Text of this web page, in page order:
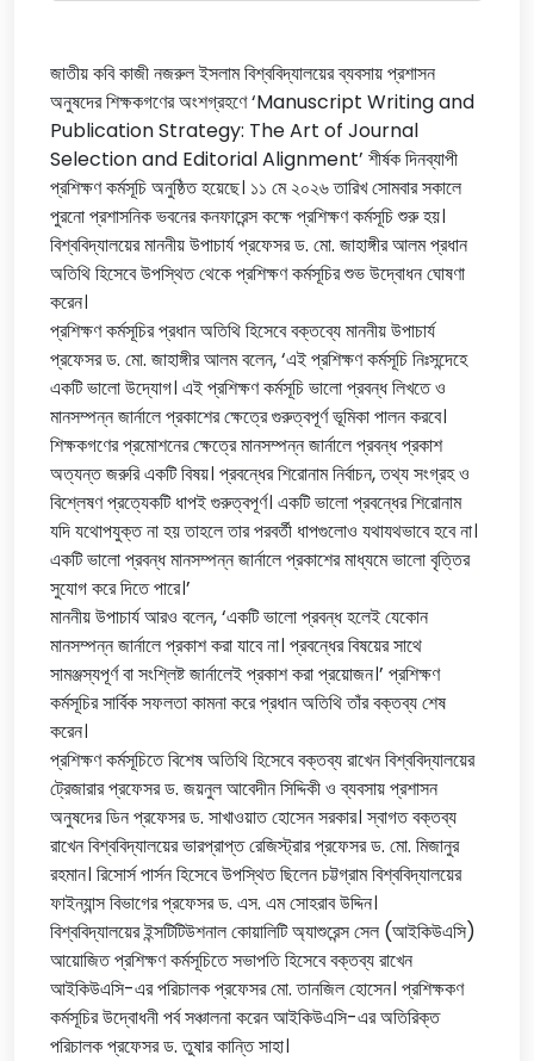
জাতীয় কবি কাজী নজরুল ইসলাম বিশ্ববিদ্যালয়ের ব্যবসায় প্রশাসন
অনুষদের শিক্ষকগণের অংশগ্রহণে ‘Manuscript Writing and
Publication Strategy: The Art of Journal
Selection and Editorial Alignment’ শীর্ষক দিনব্যাপী
প্রশিক্ষণ কর্মসূচি অনুষ্ঠিত হয়েছে। ১১ মে ২০২৬ তারিখ সোমবার সকালে
পুরনো প্রশাসনিক ভবনের কনফারেন্স কক্ষে প্রশিক্ষণ কর্মসূচি শুরু হয়।
বিশ্ববিদ্যালয়ের মাননীয় উপাচার্য প্রফেসর ড. মো. জাহাঙ্গীর আলম প্রধান
অতিথি হিসেবে উপস্থিত থেকে প্রশিক্ষণ কর্মসূচির শুভ উদ্বোধন ঘোষণা
করেন।
প্রশিক্ষণ কর্মসূচির প্রধান অতিথি হিসেবে বক্তব্যে মাননীয় উপাচার্য
প্রফেসর ড. মো. জাহাঙ্গীর আলম বলেন, ‘এই প্রশিক্ষণ কর্মসূচি নিঃসন্দেহে
একটি ভালো উদ্যোগ। এই প্রশিক্ষণ কর্মসূচি ভালো প্রবন্ধ লিখতে ও
মানসম্পন্ন জার্নালে প্রকাশের ক্ষেত্রে গুরুত্বপূর্ণ ভূমিকা পালন করবে।
শিক্ষকগণের প্রমোশনের ক্ষেত্রে মানসম্পন্ন জার্নালে প্রবন্ধ প্রকাশ
অত্যন্ত জরুরি একটি বিষয়। প্রবন্ধের শিরোনাম নির্বাচন, তথ্য সংগ্রহ ও
বিশ্লেষণ প্রত্যেকটি ধাপই গুরুত্বপূর্ণ। একটি ভালো প্রবন্ধের শিরোনাম
যদি যথোপযুক্ত না হয় তাহলে তার পরবর্তী ধাপগুলোও যথাযথভাবে হবে না।
একটি ভালো প্রবন্ধ মানসম্পন্ন জার্নালে প্রকাশের মাধ্যমে ভালো বৃত্তির
সুযোগ করে দিতে পারে।’
মাননীয় উপাচার্য আরও বলেন, ‘একটি ভালো প্রবন্ধ হলেই যেকোন
মানসম্পন্ন জার্নালে প্রকাশ করা যাবে না। প্রবন্ধের বিষয়ের সাথে
সামঞ্জস্যপূর্ণ বা সংশ্লিষ্ট জার্নালেই প্রকাশ করা প্রয়োজন।’ প্রশিক্ষণ
কর্মসূচির সার্বিক সফলতা কামনা করে প্রধান অতিথি তাঁর বক্তব্য শেষ
করেন।
প্রশিক্ষণ কর্মসূচিতে বিশেষ অতিথি হিসেবে বক্তব্য রাখেন বিশ্ববিদ্যালয়ের
ট্রেজারার প্রফেসর ড. জয়নুল আবেদীন সিদ্দিকী ও ব্যবসায় প্রশাসন
অনুষদের ডিন প্রফেসর ড. সাখাওয়াত হোসেন সরকার। স্বাগত বক্তব্য
রাখেন বিশ্ববিদ্যালয়ের ভারপ্রাপ্ত রেজিস্ট্রার প্রফেসর ড. মো. মিজানুর
রহমান। রিসোর্স পার্সন হিসেবে উপস্থিত ছিলেন চট্টগ্রাম বিশ্ববিদ্যালয়ের
ফাইন্যান্স বিভাগের প্রফেসর ড. এস. এম সোহরাব উদ্দিন।
বিশ্ববিদ্যালয়ের ইন্সটিটিউশনাল কোয়ালিটি অ্যাশুরেন্স সেল (আইকিউএসি)
আয়োজিত প্রশিক্ষণ কর্মসূচিতে সভাপতি হিসেবে বক্তব্য রাখেন
আইকিউএসি-এর পরিচালক প্রফেসর মো. তানজিল হোসেন। প্রশিক্ষকণ
কর্মসূচির উদ্বোধনী পর্ব সঞ্চালনা করেন আইকিউএসি-এর অতিরিক্ত
পরিচালক প্রফেসর ড. তুষার কান্তি সাহা।